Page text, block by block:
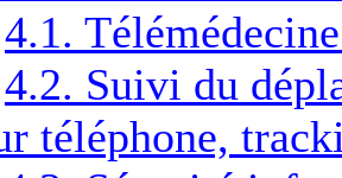
4.1.
4.2. Suivi du
téléphone,